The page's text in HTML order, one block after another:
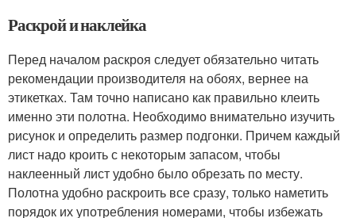
Раскрой и наклейка
Перед началом раскроя следует обязательно читать
рекомендации производителя на обоях, вернее на
этикетках. Там точно написано как правильно клеить
именно эти полотна. Необходимо внимательно изучить
рисунок и определить размер подгонки. Причем каждый
лист надо кроить с некоторым запасом, чтобы
наклеенный лист удобно было обрезать по месту.
Полотна удобно раскроить все сразу, только наметить
порядок их употребления номерами, чтобы избежать